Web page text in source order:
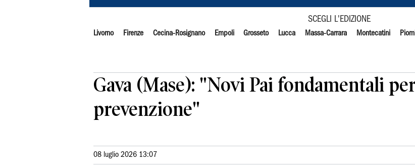
SCEGLI L'EDIZIONE
Livorno Firenze Cecina-Rosignano Empoli Grosseto Lucca Massa-Carrara Montecatini
Gava (Mase): "Novi Pai fondamentali
prevenzione"
08 luglio 2026 13:07